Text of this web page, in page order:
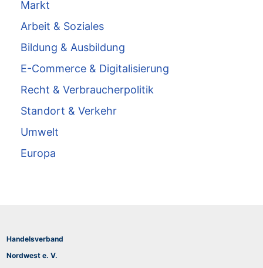
Markt
Arbeit & Soziales
Bildung & Ausbildung
E-Commerce & Digitalisierung
Recht & Verbraucherpolitik
Standort & Verkehr
Umwelt
Europa
Handelsverband
Nordwest e. V.